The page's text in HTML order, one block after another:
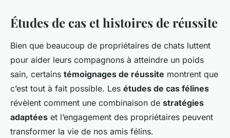
Études de cas et histoires de réussite
Bien que beaucoup de propriétaires de chats luttent
pour aider leurs compagnons à atteindre un poids
sain, certains témoignages de réussite montrent que
c’est tout à fait possible. Les études de cas félines
révèlent comment une combinaison de stratégies
adaptées et l’engagement des propriétaires peuvent
transformer la vie de nos amis félins.